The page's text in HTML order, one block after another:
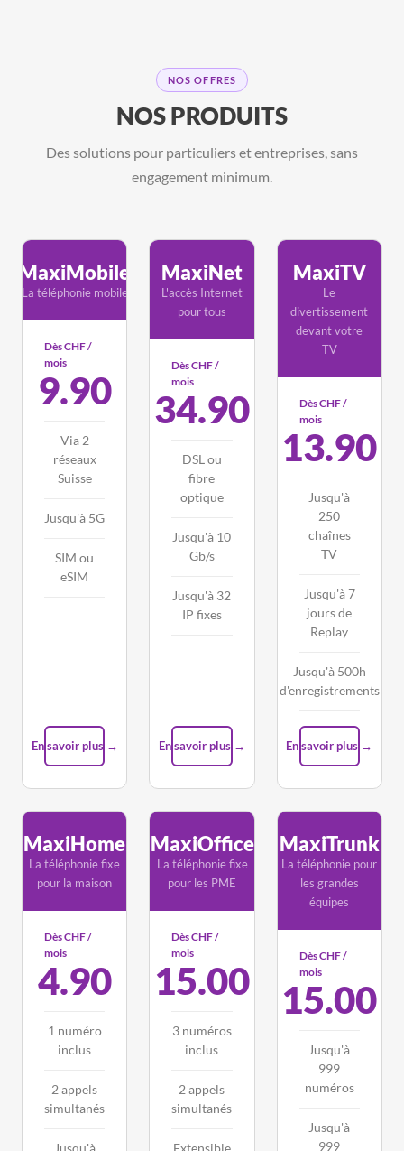
NOS OFFRES
NOS PRODUITS
Des solutions pour particuliers et entreprises, sans
engagement minimum.
MaxiMobile
La téléphonie mobile
Dès CHF /
mois
9.90
Via 2
réseaux
Suisse
Jusqu'à 5G
SIM ou
eSIM
En savoir plus →
MaxiNet
L'accès Internet
pour tous
Dès CHF /
mois
34.90
DSL ou
fibre
optique
Jusqu'à 10
Gb/s
Jusqu'à 32
IP fixes
En savoir plus →
MaxiTV
Le
divertissement
devant votre
TV
Dès CHF /
mois
13.90
Jusqu'à
250
chaînes
TV
Jusqu'à 7
jours de
Replay
Jusqu'à 500h
d'enregistrements
En savoir plus →
MaxiHome
La téléphonie fixe
pour la maison
Dès CHF /
mois
4.90
1 numéro
inclus
2 appels
simultanés
MaxiOffice
La téléphonie fixe
pour les PME
Dès CHF /
mois
15.00
3 numéros
inclus
2 appels
simultanés
MaxiTrunk
La téléphonie pour
les grandes
équipes
Dès CHF /
mois
15.00
Jusqu'à
999
numéros
Jusqu'à
999